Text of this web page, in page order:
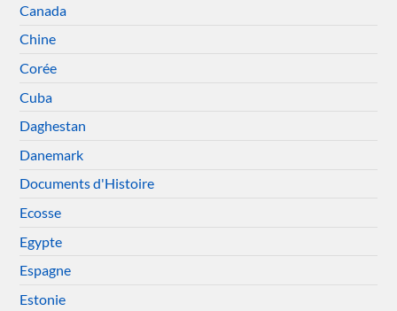
Canada
Chine
Corée
Cuba
Daghestan
Danemark
Documents d'Histoire
Ecosse
Egypte
Espagne
Estonie